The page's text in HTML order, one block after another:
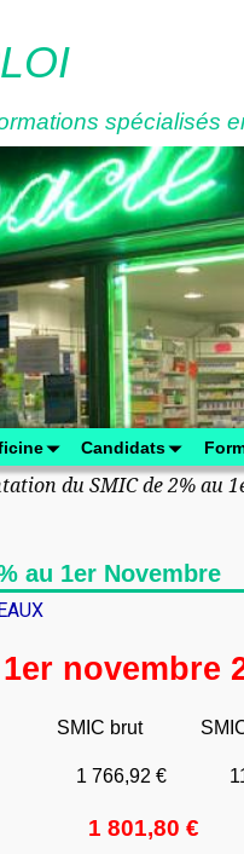
spécialisés
Candidats
du SMIC de 2% au
au 1er Novembre
novembre
766,92 €
1 801,80 €